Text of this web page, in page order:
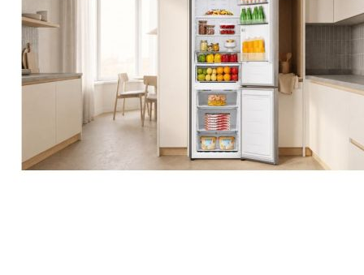
información de
Información de las
Cookies analíticas
Estas cookies nos
navegan por el
Información de